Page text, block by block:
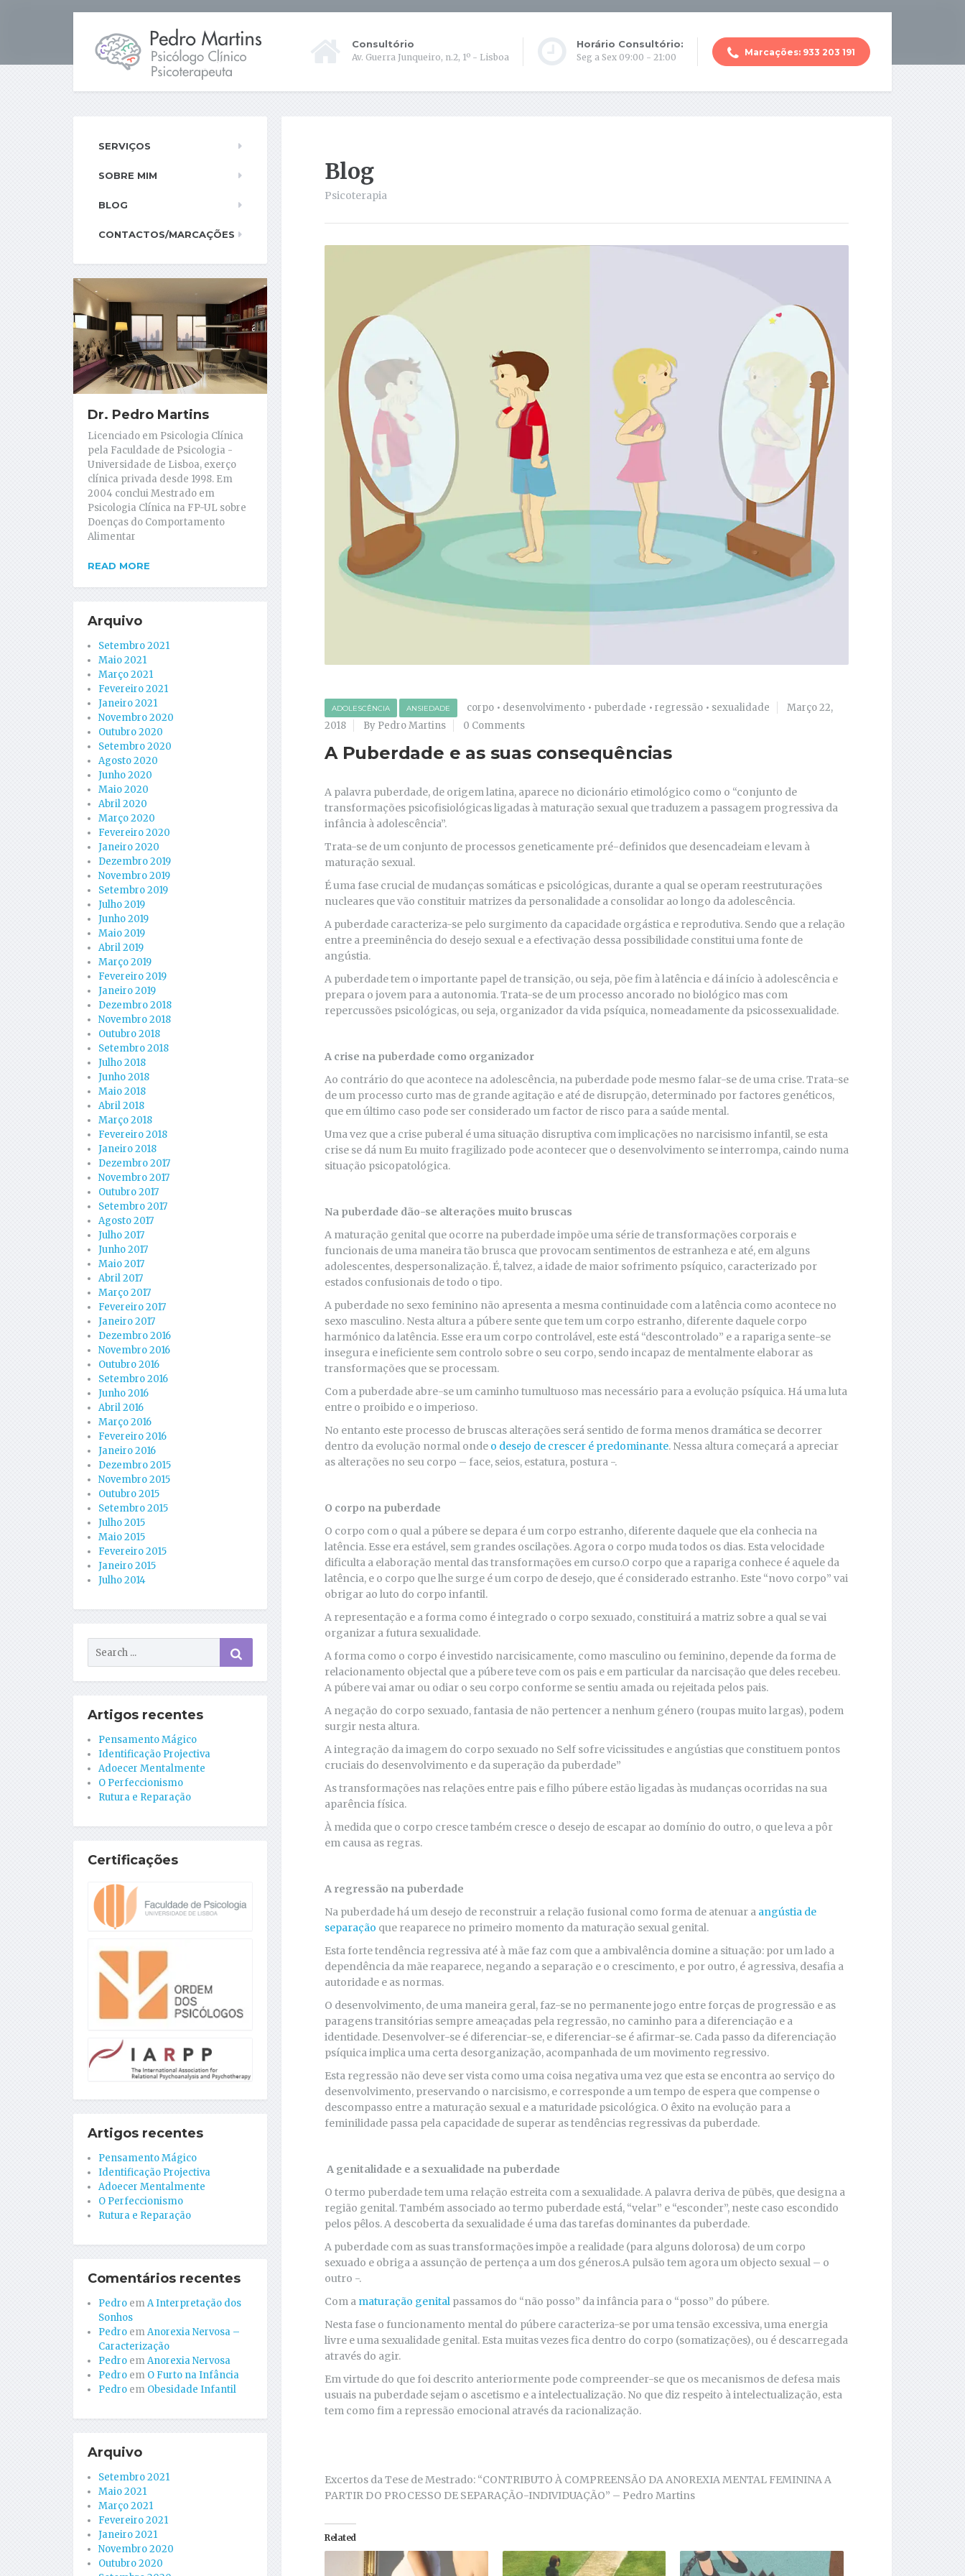
Consultório
Av. Guerra Junqueiro, n.2, 1º - Lisboa
Horário Consultório:
Seg a Sex 09:00 - 21:00 Marcações: 933 203 191
Blog
Psicoterapia
ADOLESCÊNCIA ANSIEDADE corpo • desenvolvimento • puberdade • regressão • sexualidade
Março 22,
2018
By Pedro Martins 0 Comments
A Puberdade e as suas consequências
A palavra puberdade, de origem latina, aparece no dicionário etimológico como o “conjunto de
transformações psicofisiológicas ligadas à maturação sexual que traduzem a passagem progressiva da
infância à adolescência”.
Trata-se de um conjunto de processos geneticamente pré-definidos que desencadeiam e levam à
maturação sexual.
É uma fase crucial de mudanças somáticas e psicológicas, durante a qual se operam reestruturações
nucleares que vão constituir matrizes da personalidade a consolidar ao longo da adolescência.
A puberdade caracteriza-se pelo surgimento da capacidade orgástica e reprodutiva. Sendo que a relação
entre a preeminência do desejo sexual e a efectivação dessa possibilidade constitui uma fonte de
angústia.
A puberdade tem o importante papel de transição, ou seja, põe fim à latência e dá início à adolescência e
prepara o jovem para a autonomia. Trata-se de um processo ancorado no biológico mas com
repercussões psicológicas, ou seja, organizador da vida psíquica, nomeadamente da psicossexualidade.
A crise na puberdade como organizador
Ao contrário do que acontece na adolescência, na puberdade pode mesmo falar-se de uma crise. Trata-se
de um processo curto mas de grande agitação e até de disrupção, determinado por factores genéticos,
que em último caso pode ser considerado um factor de risco para a saúde mental.
Uma vez que a crise puberal é uma situação disruptiva com implicações no narcisismo infantil, se esta
crise se dá num Eu muito fragilizado pode acontecer que o desenvolvimento se interrompa, caindo numa
situação psicopatológica.
Na puberdade dão-se alterações muito bruscas
A maturação genital que ocorre na puberdade impõe uma série de transformações corporais e
funcionais de uma maneira tão brusca que provocam sentimentos de estranheza e até, em alguns
adolescentes, despersonalização. É, talvez, a idade de maior sofrimento psíquico, caracterizado por
estados confusionais de todo o tipo.
A puberdade no sexo feminino não apresenta a mesma continuidade com a latência como acontece no
sexo masculino. Nesta altura a púbere sente que tem um corpo estranho, diferente daquele corpo
harmónico da latência. Esse era um corpo controlável, este está “descontrolado” e a rapariga sente-se
insegura e ineficiente sem controlo sobre o seu corpo, sendo incapaz de mentalmente elaborar as
transformações que se processam.
Com a puberdade abre-se um caminho tumultuoso mas necessário para a evolução psíquica. Há uma luta
entre o proibido e o imperioso.
No entanto este processo de bruscas alterações será sentido de forma menos dramática se decorrer
dentro da evolução normal onde o desejo de crescer é predominante. Nessa altura começará a apreciar
as alterações no seu corpo – face, seios, estatura, postura -.
O corpo na puberdade
O corpo com o qual a púbere se depara é um corpo estranho, diferente daquele que ela conhecia na
latência. Esse era estável, sem grandes oscilações. Agora o corpo muda todos os dias. Esta velocidade
dificulta a elaboração mental das transformações em curso.O corpo que a rapariga conhece é aquele da
latência, e o corpo que lhe surge é um corpo de desejo, que é considerado estranho. Este “novo corpo” vai
obrigar ao luto do corpo infantil.
A representação e a forma como é integrado o corpo sexuado, constituirá a matriz sobre a qual se vai
organizar a futura sexualidade.
A forma como o corpo é investido narcisicamente, como masculino ou feminino, depende da forma de
relacionamento objectal que a púbere teve com os pais e em particular da narcisação que deles recebeu.
A púbere vai amar ou odiar o seu corpo conforme se sentiu amada ou rejeitada pelos pais.
A negação do corpo sexuado, fantasia de não pertencer a nenhum género (roupas muito largas), podem
surgir nesta altura.
A integração da imagem do corpo sexuado no Self sofre vicissitudes e angústias que constituem pontos
cruciais do desenvolvimento e da superação da puberdade”
As transformações nas relações entre pais e filho púbere estão ligadas às mudanças ocorridas na sua
aparência física.
À medida que o corpo cresce também cresce o desejo de escapar ao domínio do outro, o que leva a pôr
em causa as regras.
A regressão na puberdade
Na puberdade há um desejo de reconstruir a relação fusional como forma de atenuar a angústia de
separação que reaparece no primeiro momento da maturação sexual genital.
Esta forte tendência regressiva até à mãe faz com que a ambivalência domine a situação: por um lado a
dependência da mãe reaparece, negando a separação e o crescimento, e por outro, é agressiva, desafia a
autoridade e as normas.
O desenvolvimento, de uma maneira geral, faz-se no permanente jogo entre forças de progressão e as
paragens transitórias sempre ameaçadas pela regressão, no caminho para a diferenciação e a
identidade. Desenvolver-se é diferenciar-se, e diferenciar-se é afirmar-se. Cada passo da diferenciação
psíquica implica uma certa desorganização, acompanhada de um movimento regressivo.
Esta regressão não deve ser vista como uma coisa negativa uma vez que esta se encontra ao serviço do
desenvolvimento, preservando o narcisismo, e corresponde a um tempo de espera que compense o
descompasso entre a maturação sexual e a maturidade psicológica. O êxito na evolução para a
feminilidade passa pela capacidade de superar as tendências regressivas da puberdade.
A genitalidade e a sexualidade na puberdade
O termo puberdade tem uma relação estreita com a sexualidade. A palavra deriva de pūbēs, que designa a
região genital. Também associado ao termo puberdade está, “velar” e “esconder”, neste caso escondido
pelos pêlos. A descoberta da sexualidade é uma das tarefas dominantes da puberdade.
A puberdade com as suas transformações impõe a realidade (para alguns dolorosa) de um corpo
sexuado e obriga a assunção de pertença a um dos géneros.A pulsão tem agora um objecto sexual – o
outro -.
Com a maturação genital passamos do “não posso” da infância para o “posso” do púbere.
Nesta fase o funcionamento mental do púbere caracteriza-se por uma tensão excessiva, uma energia
livre e uma sexualidade genital. Esta muitas vezes fica dentro do corpo (somatizações), ou é descarregada
através do agir.
Em virtude do que foi descrito anteriormente pode compreender-se que os mecanismos de defesa mais
usuais na puberdade sejam o ascetismo e a intelectualização. No que diz respeito à intelectualização, esta
tem como fim a repressão emocional através da racionalização.
Excertos da Tese de Mestrado: “CONTRIBUTO À COMPREENSÃO DA ANOREXIA MENTAL FEMININA A
PARTIR DO PROCESSO DE SEPARAÇÃO-INDIVIDUAÇÃO” – Pedro Martins
Related
SERVIÇOS
SOBRE MIM
BLOG
CONTACTOS/MARCAÇÕES
Dr. Pedro Martins
Licenciado em Psicologia Clínica
pela Faculdade de Psicologia -
Universidade de Lisboa, exerço
clínica privada desde 1998. Em
2004 conclui Mestrado em
Psicologia Clínica na FP-UL sobre
Doenças do Comportamento
Alimentar
READ MORE
Arquivo
Setembro 2021
Maio 2021
Março 2021
Fevereiro 2021
Janeiro 2021
Novembro 2020
Outubro 2020
Setembro 2020
Agosto 2020
Junho 2020
Maio 2020
Abril 2020
Março 2020
Fevereiro 2020
Janeiro 2020
Dezembro 2019
Novembro 2019
Setembro 2019
Julho 2019
Junho 2019
Maio 2019
Abril 2019
Março 2019
Fevereiro 2019
Janeiro 2019
Dezembro 2018
Novembro 2018
Outubro 2018
Setembro 2018
Julho 2018
Junho 2018
Maio 2018
Abril 2018
Março 2018
Fevereiro 2018
Janeiro 2018
Dezembro 2017
Novembro 2017
Outubro 2017
Setembro 2017
Agosto 2017
Julho 2017
Junho 2017
Maio 2017
Abril 2017
Março 2017
Fevereiro 2017
Janeiro 2017
Dezembro 2016
Novembro 2016
Outubro 2016
Setembro 2016
Junho 2016
Abril 2016
Março 2016
Fevereiro 2016
Janeiro 2016
Dezembro 2015
Novembro 2015
Outubro 2015
Setembro 2015
Julho 2015
Maio 2015
Fevereiro 2015
Janeiro 2015
Julho 2014
Artigos recentes
Pensamento Mágico
Identificação Projectiva
Adoecer Mentalmente
O Perfeccionismo
Rutura e Reparação
Certificações
Artigos recentes
Pensamento Mágico
Identificação Projectiva
Adoecer Mentalmente
O Perfeccionismo
Rutura e Reparação
Comentários recentes
Pedro emA Interpretação dos
Sonhos
Pedro emAnorexia Nervosa –
Caracterização
Pedro emAnorexia Nervosa
Pedro em O Furto na Infância
Pedro em Obesidade Infantil
Arquivo
Setembro 2021
Maio 2021
Março 2021
Fevereiro 2021
Janeiro 2021
Novembro 2020
Outubro 2020